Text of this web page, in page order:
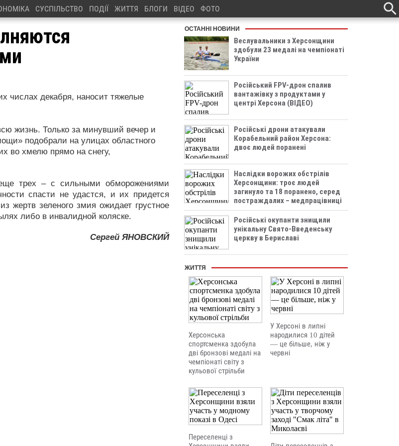
СУСПІЛЬСТВО ПОДІЇ ЖИТТЯ БЛОГИ ВІДЕО ФОТО
числах декабря, наносит тяжелые
жизнь. Только за минувший вечер и
подобрали на улицах областного
во хмелю прямо на снегу,
трех – с сильными обморожениями
спасти не удастся, и их придется
жертв зеленого змия ожидает грустное
либо в инвалидной коляске.
Сергей ЯНОВСКИЙ
ОСТАННІ НОВИНИ
Веслувальники з Херсонщини
здобули 23 медалі на чемпіонаті
України
Російський FPV-дрон спалив
вантажівку з продуктами у
центрі Херсона (ВІДЕО)
Російські дрони атакували
Корабельний район Херсона:
двоє людей поранені
Наслідки ворожих обстрілів
Херсонщини: троє людей
загинуло та 18 поранено, серед
постраждалих – медпрацівниці
Російські окупанти знищили
унікальну Свято-Введенську
церкву в Бериславі
ЖИТТЯ
Херсонська
спортсменка здобула
дві бронзові медалі на
чемпіонаті світу з
кульової стрільби
У Херсоні в липні
народилися 10 дітей
— це більше, ніж у
червні
Переселенці з